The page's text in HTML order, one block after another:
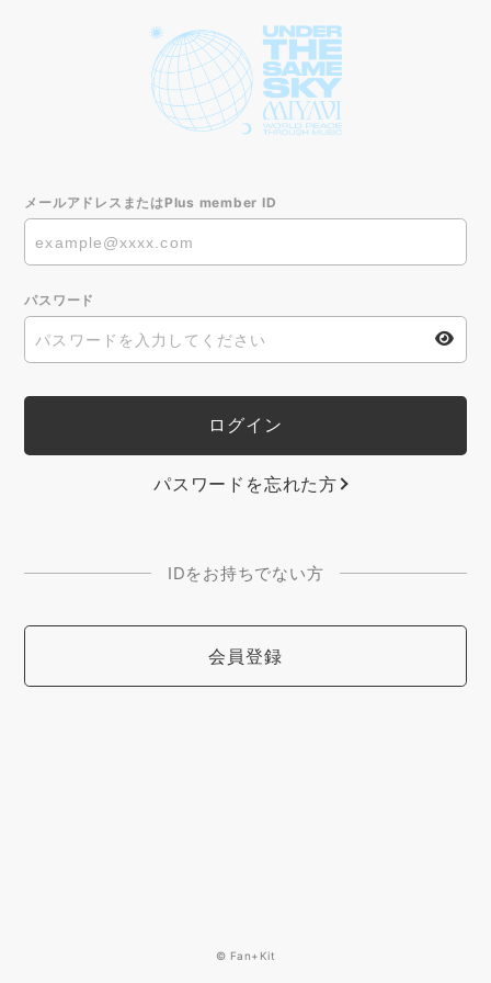
メールアドレスまたはPlus member ID
パスワード
パスワードを忘れた方
IDをお持ちでない方
会員登録
© Fan+Kit